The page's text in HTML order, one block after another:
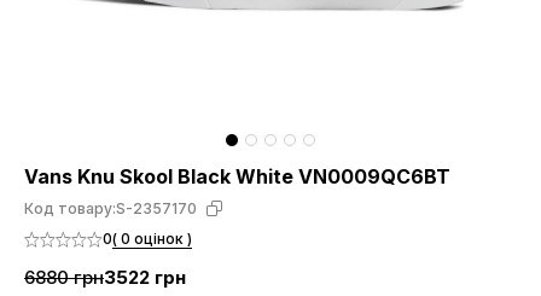
Vans Knu Skool Black White VN0009QC6BT
Код товару:S-2357170
0( 0 оцінок )
6880 грн3522 грн